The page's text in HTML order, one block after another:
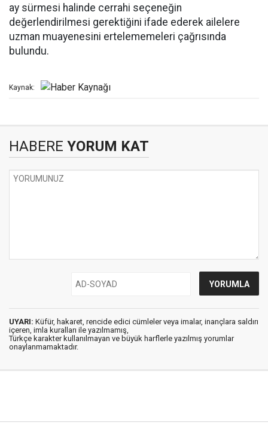
ay sürmesi halinde cerrahi seçeneğin
değerlendirilmesi gerektiğini ifade ederek ailelere
uzman muayenesini ertelememeleri çağrısında
bulundu.
Kaynak:
HABERE YORUM KAT
UYARI: Küfür, hakaret, rencide edici cümleler veya imalar, inançlara saldırı
içeren, imla kuralları ile yazılmamış,
Türkçe karakter kullanılmayan ve büyük harflerle yazılmış yorumlar
onaylanmamaktadır.